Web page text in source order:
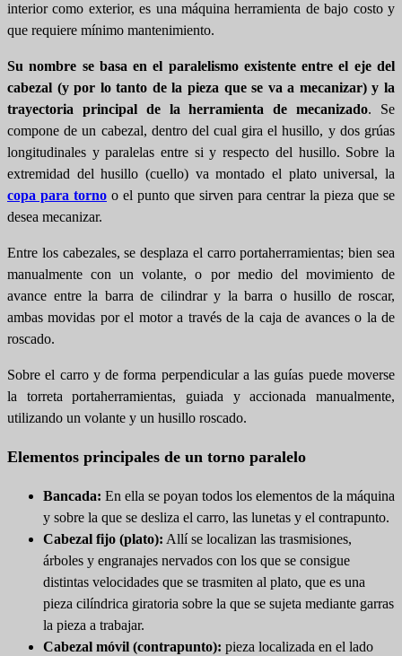
interior como exterior, es una máquina herramienta de bajo costo y
que requiere mínimo mantenimiento.
Su nombre se basa en el paralelismo existente entre el eje del
cabezal (y por lo tanto de la pieza que se va a mecanizar) y la
trayectoria principal de la herramienta de mecanizado. Se
compone de un cabezal, dentro del cual gira el husillo, y dos grúas
longitudinales y paralelas entre si y respecto del husillo. Sobre la
extremidad del husillo (cuello) va montado el plato universal, la
copa para torno o el punto que sirven para centrar la pieza que se
desea mecanizar.
Entre los cabezales, se desplaza el carro portaherramientas; bien sea
manualmente con un volante, o por medio del movimiento de
avance entre la barra de cilindrar y la barra o husillo de roscar,
ambas movidas por el motor a través de la caja de avances o la de
roscado.
Sobre el carro y de forma perpendicular a las guías puede moverse
la torreta portaherramientas, guiada y accionada manualmente,
utilizando un volante y un husillo roscado.
Elementos principales de un torno paralelo
Bancada: En ella se poyan todos los elementos de la máquina
y sobre la que se desliza el carro, las lunetas y el contrapunto.
Cabezal fijo (plato): Allí se localizan las trasmisiones,
árboles y engranajes nervados con los que se consigue
distintas velocidades que se trasmiten al plato, que es una
pieza cilíndrica giratoria sobre la que se sujeta mediante garras
la pieza a trabajar.
Cabezal móvil (contrapunto): pieza localizada en el lado